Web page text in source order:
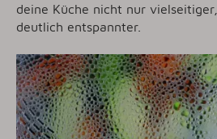
deine Küche nicht nur
deutlich entspannter.